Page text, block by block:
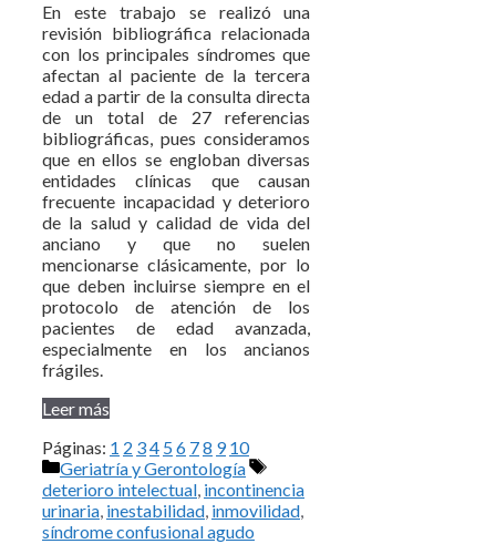
En este trabajo se realizó una
revisión bibliográfica relacionada
con los principales síndromes que
afectan al paciente de la tercera
edad a partir de la consulta directa
de un total de 27 referencias
bibliográficas, pues consideramos
que en ellos se engloban diversas
entidades clínicas que causan
frecuente incapacidad y deterioro
de la salud y calidad de vida del
anciano y que no suelen
mencionarse clásicamente, por lo
que deben incluirse siempre en el
protocolo de atención de los
pacientes de edad avanzada,
especialmente en los ancianos
frágiles.
Leer más
Páginas: 1 2 34 56 78 9 10
Categorías
Geriatría y Gerontología
Etiquetas
deterioro intelectual, incontinencia
urinaria, inestabilidad, inmovilidad,
síndrome confusional agudo